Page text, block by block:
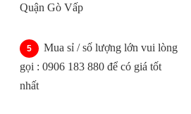
Quận Gò Vấp
Mua sỉ / số lượng lớn vui lòng
gọi : 0906 183 880 để có giá tốt
nhất